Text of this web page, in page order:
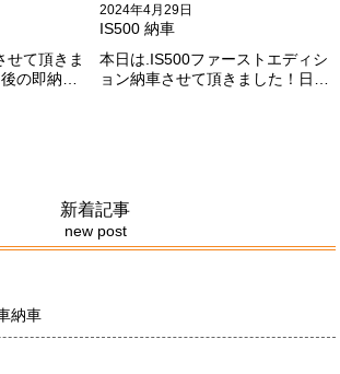
せて頂きま
の即納車
2024年4月29日
IS500 納車
本日は.IS500ファーストエディシ
ョン納車させて頂きました！日本
絡ください！
新着記事
new post
納車